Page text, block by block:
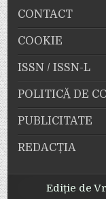
CONTACT
COOKIE
ISSN / ISSN-L
POLITICĂ DE
PUBLICITATE
REDACȚIA
Ediție de